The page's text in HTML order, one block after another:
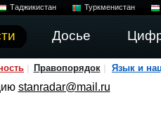
Таджикистан Туркменистан
Досье
Правопорядок Язык и
stanradar@mail.ru